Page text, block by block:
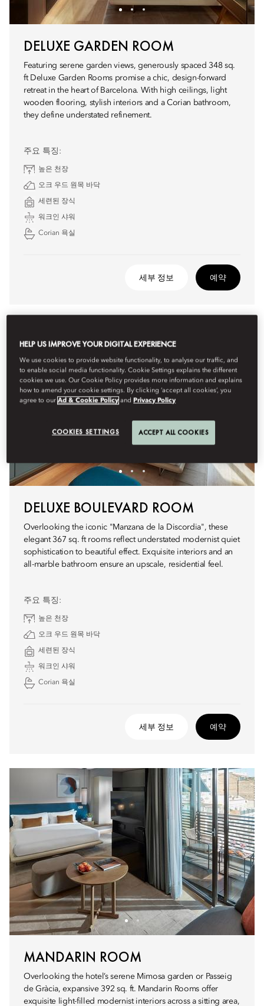
DELUXE GARDEN ROOM
Featuring serene garden views, generously spaced 348 sq.
ft Deluxe Garden Rooms promise a chic, design-forward
retreat in the heart of Barcelona. With high ceilings, light
wooden flooring, stylish interiors and a Corian bathroom,
they define understated refinement.
주요 특징:
높은 천장
오크 우드 원목 바닥
세련된 장식
워크인 샤워
Corian 욕실
세부 정보 예약
DELUXE BOULEVARD ROOM
Overlooking the iconic "Manzana de la Discordia", these
elegant 367 sq. ft rooms reflect understated modernist quiet
sophistication to beautiful effect. Exquisite interiors and an
all-marble bathroom ensure an upscale, residential feel.
주요 특징:
높은 천장
오크 우드 원목 바닥
세련된 장식
워크인 샤워
Corian 욕실
세부 정보 예약
MANDARIN ROOM
Overlooking the hotel’s serene Mimosa garden or Passeig
de Gràcia, expansive 392 sq. ft. Mandarin Rooms offer
exquisite light-filled modernist interiors across a sitting area,
HELP US IMPROVE YOUR DIGITAL EXPERIENCE
We use cookies to provide website functionality, to analyse our traffic, and
to enable social media functionality. Cookie Settings explains the different
cookies we use. Our Cookie Policy provides more information and explains
how to amend your cookie settings. By clicking ‘accept all cookies’, you
agree to ourAd & Cookie Policy and Privacy Policy
COOKIES SETTINGS ACCEPT ALL COOKIES